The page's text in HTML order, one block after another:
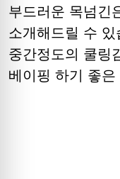
부드러운 목넘긴
소개해드릴 수 있
중간정도의 쿨링
베이핑 하기 좋